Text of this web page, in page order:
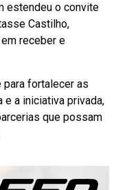
estendeu o convite
Castilho,
receber e
para fortalecer as
a iniciativa privada,
que possam